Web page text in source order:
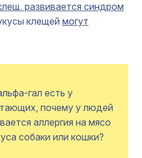
развивается синдром
клещей могут
гал есть у
почему у людей
аллергия на мясо
собаки или кошки?